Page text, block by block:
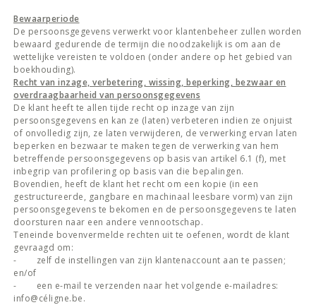
Bewaarperiode
De persoonsgegevens verwerkt voor klantenbeheer zullen worden
bewaard gedurende de termijn die noodzakelijk is om aan de
wettelijke vereisten te voldoen (onder andere op het gebied van
boekhouding).
Recht van inzage, verbetering, wissing, beperking, bezwaar en
overdraagbaarheid van persoonsgegevens
De klant heeft te allen tijde recht op inzage van zijn
persoonsgegevens en kan ze (laten) verbeteren indien ze onjuist
of onvolledig zijn, ze laten verwijderen, de verwerking ervan laten
beperken en bezwaar te maken tegen de verwerking van hem
betreffende persoonsgegevens op basis van artikel 6.1 (f), met
inbegrip van profilering op basis van die bepalingen.
Bovendien, heeft de klant het recht om een kopie (in een
gestructureerde, gangbare en machinaal leesbare vorm) van zijn
persoonsgegevens te bekomen en de persoonsgegevens te laten
doorsturen naar een andere vennootschap.
Teneinde bovenvermelde rechten uit te oefenen, wordt de klant
gevraagd om:
- zelf de instellingen van zijn klantenaccount aan te passen;
en/of
- een e-mail te verzenden naar het volgende e-mailadres:
info@céligne.be.